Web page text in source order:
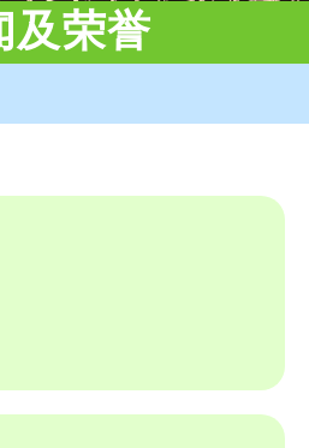
及荣誉